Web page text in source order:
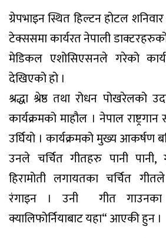
ग्रेपभाइन स्थित हिल्टन होटल
टेक्ससमा कार्यरत नेपाली
मेडिकल एशोसिएसनले गरेको
देखिएको हो ।
श्रद्धा श्रेष्ठ तथा रोधन
कार्यक्रमको माहौल । नेपाल
उर्घियो । कार्यक्रमको मुख्य आकर्षण
उनले चर्चित गीतहरु पानी पानी,
हिरामोती लगायतका चर्चित
रंगाइन । उनी गीत गाउनका
क्यालिफोर्नियाबाट यहा“ आएकी हुन ।